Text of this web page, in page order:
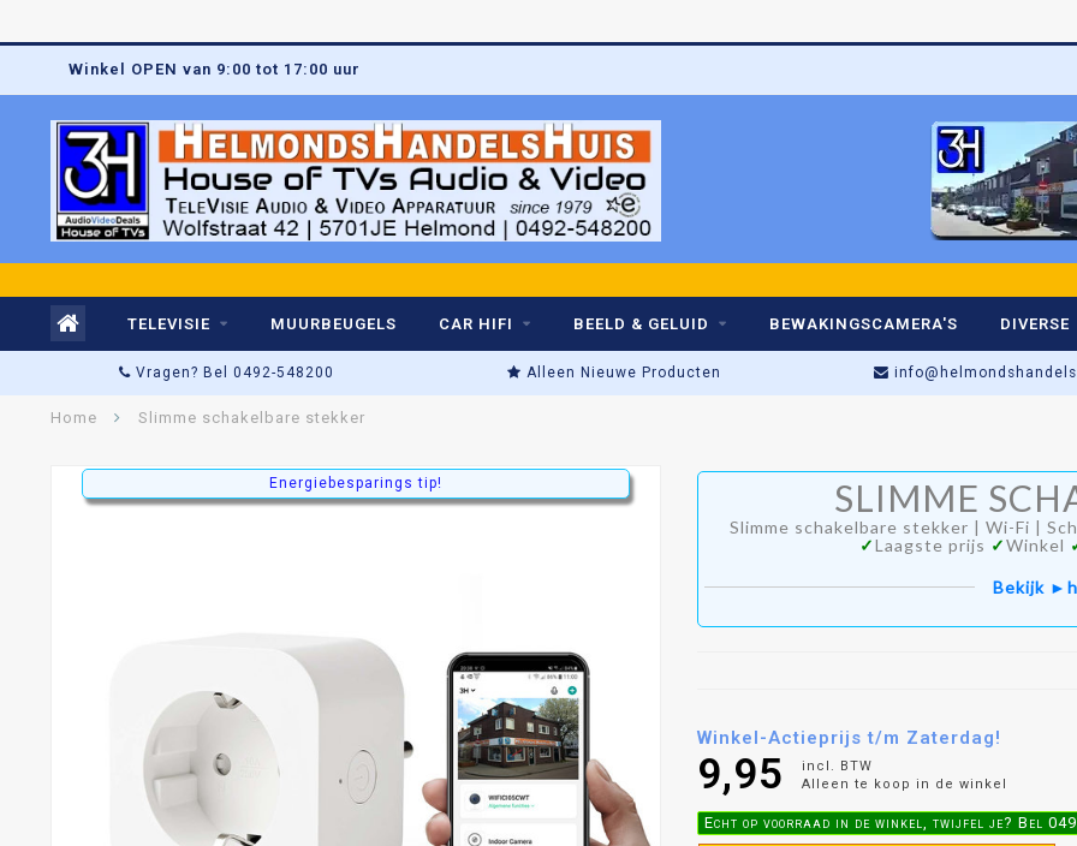
Winkel OPEN van 9:00 tot 17:00 uur
TELEVISIE MUURBEUGELS CAR HIFI BEELD & GELUID BEWAKINGSCAMERA'S DIVERSE
Vragen? Bel 0492-548200 Alleen Nieuwe Producten
Home Slimme schakelbare stekker
Energiebesparings tip! Energiebesparings tip!
SLIMME
Slimme schakelbare stekker | Wi-Fi |
✓Laagste prijs ✓Winkel
Bekijk
Winkel-Actieprijs t/m Zaterdag!
9,95
incl. BTW
Alleen te koop in de winkel
Echt op voorraad in de winkel, twijfel je? Bel